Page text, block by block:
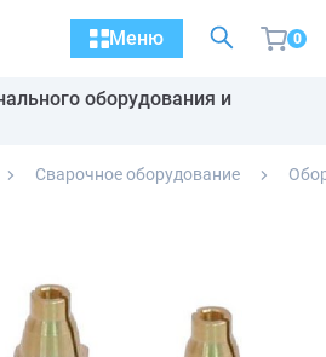
Меню 0
оборудования и
Сварочное оборудование